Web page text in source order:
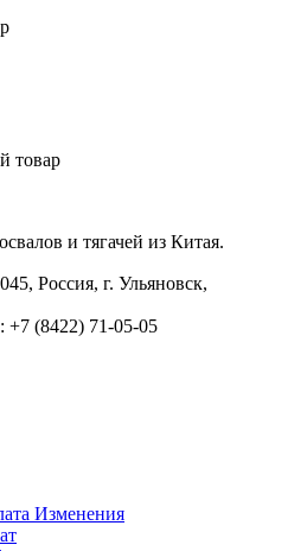
товар
и тягачей из Китая.
Россия, г. Ульяновск,
+7 (8422) 71-05-05
Изменения